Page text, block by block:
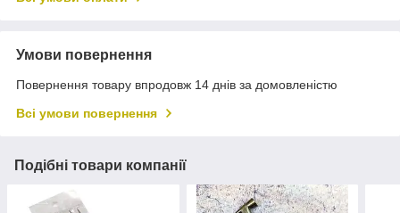
Умови повернення
Повернення товару впродовж 14 днів за домовленістю
Всі умови повернення
Подібні товари компанії